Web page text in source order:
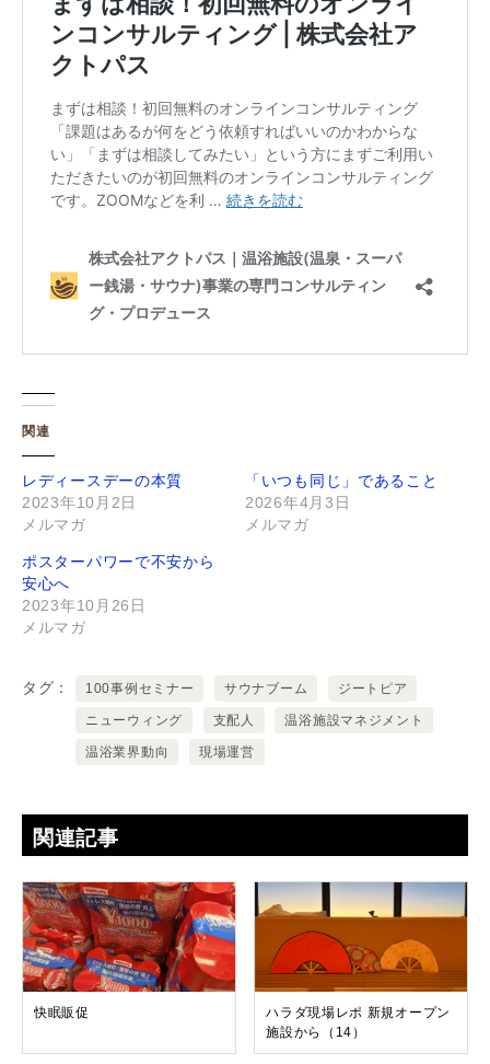
関連
レディースデーの本質
2023年10月2日
メルマガ
「いつも同じ」であること
2026年4月3日
メルマガ
ポスターパワーで不安から
安心へ
2023年10月26日
メルマガ
タグ 100事例セミナー サウナブーム ジートピア
ニューウィング 支配人 温浴施設マネジメント
温浴業界動向 現場運営
関連記事
快眠販促
ハラダ現場レポ 新規オープン
施設から（14）